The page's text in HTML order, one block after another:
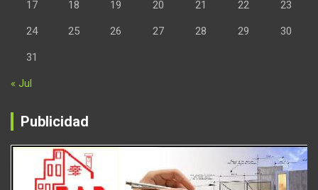
17 18 19 20 21 22 23
24 25 26 27 28 29 30
31
« Jul
Publicidad